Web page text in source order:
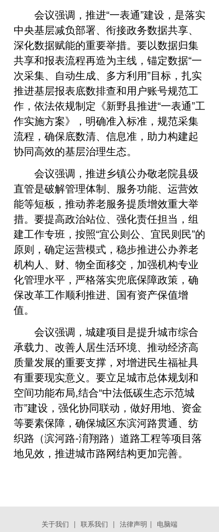
会议强调，推进“一表通”建设，是落实
中央基层减负部署、衔接政务数据共享、
深化数据赋能的重要举措。要以数据归集
共享和报表流程再造为主线，锚定数据“一
次采集、自动生成、多方利用”目标，扎实
推进基层报表底数排查和用户账号规范工
作，依法依规制定《新野县推进“一表通”工
作实施方案》，明确准入标准，规范采集
流程，确保底数清、信息准，助力构建起
协同高效的基层治理生态。
会议强调，推进乡镇公办敬老院县级
直管是破解管理体制、服务功能、运营效
能等短板，推动养老服务提质增效重大举
措。要提高政治站位、强化责任担当，组
建工作专班，按照“宜公则公、宜民则民”的
原则，确定运营模式，稳步推进公办养老
机构人、财、物全面移交，加强机构专业
化管理水平，严格落实兜底保障政策，确
保改革工作顺利推进、国有资产保值增
值。
会议强调，城建项目是提升城市综合
承载力、改善人居生活环境、推动经济高
质量发展的重要支撑，对增进民生福祉具
有重要现实意义。要立足城市总体规划和
空间功能布局,结合“中法低碳生态示范城
市”建设，强化协同联动，做好用地、资金
等要素保障，确保城区东滨河路贯通、纺
织路（滨河路-淯翔路）道路工程等项目落
地见效，推进城市路网结构更加完善。
关于我们 | 联系我们 | 法律声明 | 电脑端